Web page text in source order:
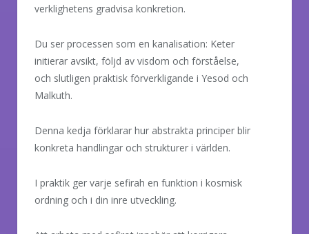
verklighetens gradvisa konkretion.
Du ser processen som en kanalisation: Keter
initierar avsikt, följd av visdom och förståelse,
och slutligen praktisk förverkligande i Yesod och
Malkuth.
Denna kedja förklarar hur abstrakta principer blir
konkreta handlingar och strukturer i världen.
I praktik ger varje sefirah en funktion i kosmisk
ordning och i din inre utveckling.